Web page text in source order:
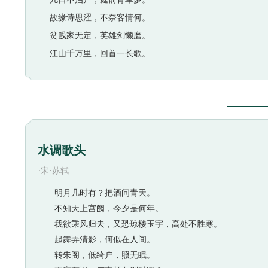
故缘诗思涩，不奈客情何。
贫贱家无定，英雄剑懒磨。
江山千万里，回首一长歌。
水调歌头
·宋·苏轼
明月几时有？把酒问青天。
不知天上宫阙，今夕是何年。
我欲乘风归去，又恐琼楼玉宇，高处不胜寒。
起舞弄清影，何似在人间。
转朱阁，低绮户，照无眠。